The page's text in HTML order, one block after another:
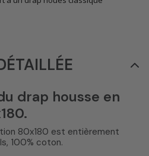
drap housse en
80x180 est entièrement
100% coton.